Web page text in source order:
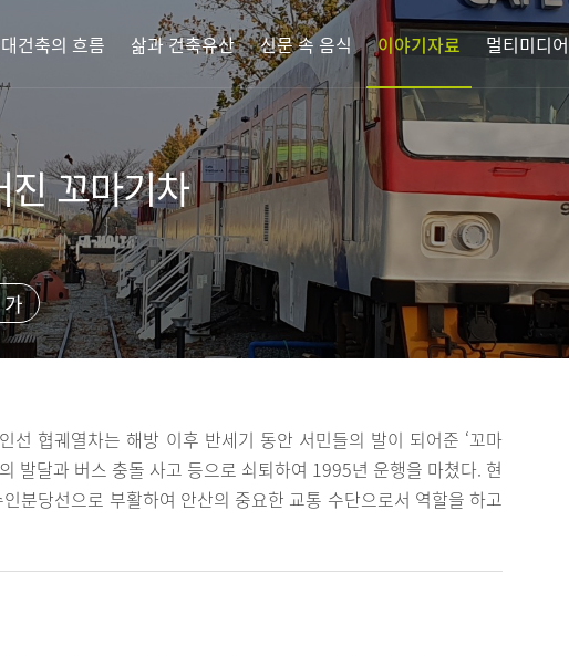
건축의 흐름 삶과 건축유산 신문 속 음식 이야기자료 멀티미디어
꼬마기차
가
선 협궤열차는 해방 이후 반세기 동안 서민들의 발이 되어준 ‘꼬마
발달과 버스 충돌 사고 등으로 쇠퇴하여 1995년 운행을 마쳤다. 현
분당선으로 부활하여 안산의 중요한 교통 수단으로서 역할을 하고